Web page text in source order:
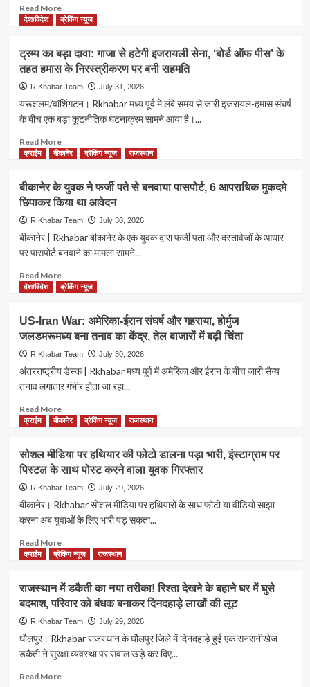
खुला
करोड़ों
संपत्ति
का
पहली
बार
अलग
विजन
करेगी
पार्टी
Read MoreRead
more
व्यवस्था
में
बड़ा
बदलाव:
लीक
10
जेल,
₹10
करोड़
पीएम
मोदी
बच्चों
के
से
खिलवाड़
को
बख्शा
जाएगा
देश/विदेश ब्रेकिंग न्यूज
ट्रम्प का बड़ा दावा: गाजा से हटेगी इजरायली सेना, ‘बोर्ड ऑफ पीस’ के
तहत हमास के निरस्त्रीकरण पर बनी सहमति
R.Khabar Team July 31, 2026
यरूशलम/वॉशिंगटन। Rkhabar मध्य पूर्व में लंबे समय से जारी इजरायल-हमास संघर्ष
के बीच एक बड़ा कूटनीतिक घटनाक्रम सामने आया है।...
Read MoreRead
more
का
बड़ा
दावा:
गाजा
हटेगी
सेना,
पीस’
के
तहत
हमास
के
निरस्त्रीकरण
बनी
सहमति
क्राईम बीकानेर ब्रेकिंग न्यूज राजस्थान
बीकानेर के युवक ने फर्जी पते से बनवाया पासपोर्ट, 6 आपराधिक मुकदमे
छिपाकर किया था आवेदन
R.Khabar Team July 30, 2026
बीकानेर | Rkhabar बीकानेर के एक युवक द्वारा फर्जी पता और दस्तावेजों के आधार
पर पासपोर्ट बनवाने का मामला सामने...
Read MoreRead
more
के
युवक
ने
फर्जी
से
पासपोर्ट,
मुकदमे
छिपाकर
किया
आवेदन
देश/विदेश ब्रेकिंग न्यूज
US-Iran War: अमेरिका-ईरान संघर्ष और गहराया, होर्मुज
जलडमरूमध्य बना तनाव का केंद्र, तेल बाजारों में बढ़ी चिंता
R.Khabar Team July 30, 2026
अंतरराष्ट्रीय डेस्क | Rkhabar मध्य पूर्व में अमेरिका और ईरान के बीच जारी सैन्य
तनाव लगातार गंभीर होता जा रहा...
Read MoreRead
more
US-
Iran
War:
अमेरिका-
ईरान
संघर्ष
और
होर्मुज
तनाव
का
केंद्र,
बाजारों
में
क्राईम बीकानेर ब्रेकिंग न्यूज राजस्थान
सोशल मीडिया पर हथियार की फोटो डालना पड़ा भारी, इंस्टाग्राम पर
पिस्टल के साथ पोस्ट करने वाला युवक गिरफ्तार
R.Khabar Team July 29, 2026
बीकानेर। Rkhabar सोशल मीडिया पर हथियारों के साथ फोटो या वीडियो साझा
करना अब युवाओं के लिए भारी पड़ सकता...
Read MoreRead
more
सोशल
मीडिया
पर
हथियार
की
डालना
क्राईम ब्रेकिंग न्यूज राजस्थान
राजस्थान में डकैती का नया तरीका! रिश्ता देखने के बहाने घर में घुसे
बदमाश, परिवार को बंधक बनाकर दिनदहाड़े लाखों की लूट
R.Khabar Team July 29, 2026
धौलपुर। Rkhabar राजस्थान के धौलपुर जिले में दिनदहाड़े हुई एक सनसनीखेज
डकैती ने सुरक्षा व्यवस्था पर सवाल खड़े कर दिए...
Read MoreRead